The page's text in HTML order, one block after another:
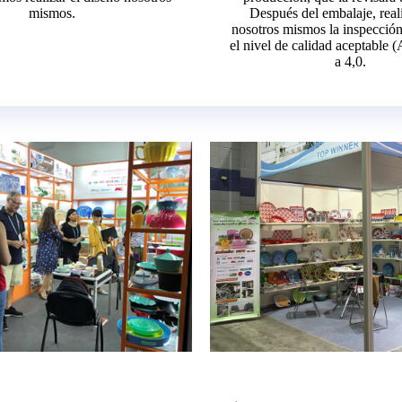
mismos.
Después del embalaje,
nosotros mismos la
el nivel de calidad aceptable
a 4,0.